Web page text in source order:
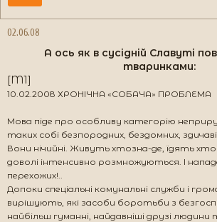
02.06.08
А ось як в сусідній Славуті
тваринками:​
[M1]
10.02.2008 ХРОНІЧНА «СОБАЧА» ПРОБЛЕМА
Мова піде про особливу категорію
таких собі безпородних, бездомних,
Вони нічийні. Живуть хтозна-де, їдять
доволі інтенсивно розмножуються. І
перехожих!..
Допоки спеціальні комунальні служби і
вирішують, які засоби боротьби з
найбільш гуманні, найдавніші друзі людини